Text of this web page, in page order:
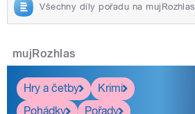
Všechny díly pořadu na mujRozhlas
mujRozhlas
Hry a četby
Krimi
Pohádky
Pořady